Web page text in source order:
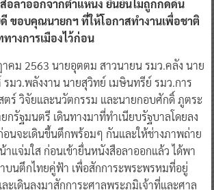
อลาออกจากตำแหน่ง ยืนยันไม่ถูกกดดัน
ขอบคุณนายกฯ ที่ให้โอกาสทำงานเพื่อชาติ
งการเมืองไว้ก่อน
คม 2563 นายอุตตม สาวนายน รมว.คลัง นาย
มว.พลังงาน นายสุวิทย์ เมษินทรีย์ รมว.การ
ร์ วิจัยและนวัตกรรม และนายกอบศักดิ์ ภูตระ
กรัฐมนตรี เดินทางมาที่ทำเนียบรัฐบาลโดยลง
นจะเดินขึ้นตึกพร้อมๆ กันและให้ช่างภาพถ่าย
แจ่มใส ก่อนเข้ายื่นหนังสือลาออกแล้ว ได้พา
บนตึกไทยคู่ฟ้า เพื่อสักการะพระพรหมที่อยู่
ะเดินลงมาสักการะศาลพระภูมิเจ้าที่และศาล